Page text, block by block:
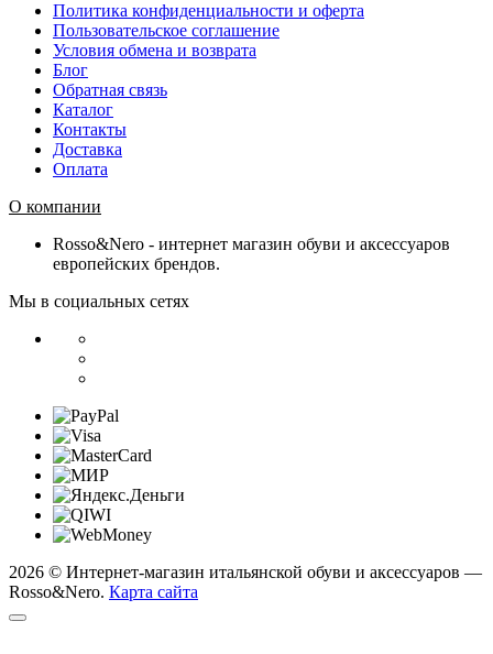
Политика конфиденциальности и оферта
Пользовательское соглашение
Условия обмена и возврата
Блог
Обратная связь
Каталог
Контакты
Доставка
Оплата
О компании
Rosso&Nero - интернет магазин обуви и аксессуаров
европейских брендов.
Мы в социальных сетях
2026 © Интернет-магазин итальянской обуви и аксессуаров —
Rosso&Nero. Карта сайта